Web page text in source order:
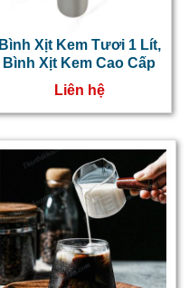
Bình Xịt Kem Tươi 1 Lít,
Bình Xịt Kem Cao Cấp
Liên hệ